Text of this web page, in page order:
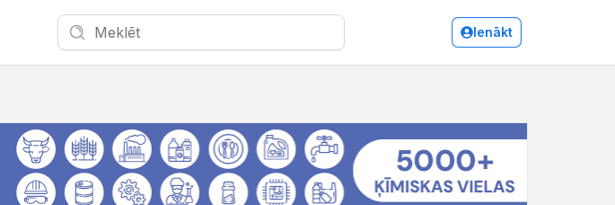
Ienākt